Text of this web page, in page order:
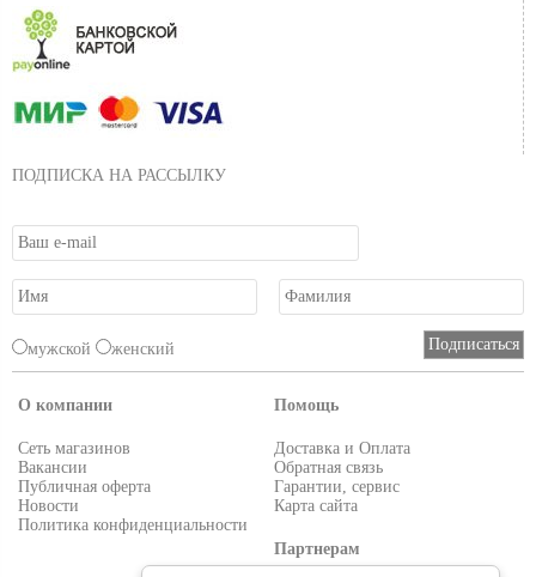
ПОДПИСКА НА РАССЫЛКУ
мужской женский
О компании
Сеть магазинов
Вакансии
Публичная оферта
Новости
Политика конфиденциальности
Помощь
Доставка и Оплата
Обратная связь
Гарантии, сервис
Карта сайта
Партнерам